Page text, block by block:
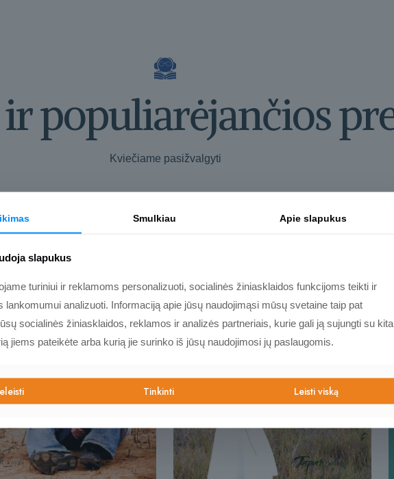
populiarėjančios
Kviečiame pasižvalgyti
Smulkiau Apie slapukus
slapukus
turiniui ir reklamoms personalizuoti, socialinės žiniasklaidos funkcijoms teikti ir
lankomumui analizuoti. Informaciją apie jūsų naudojimąsi mūsų svetaine taip pat
socialinės žiniasklaidos, reklamos ir analizės partneriais, kurie gali ją sujungti su kita
jiems pateikėte arba kurią jie surinko iš jūsų naudojimosi jų paslaugomis.
Tinkinti Leisti viską